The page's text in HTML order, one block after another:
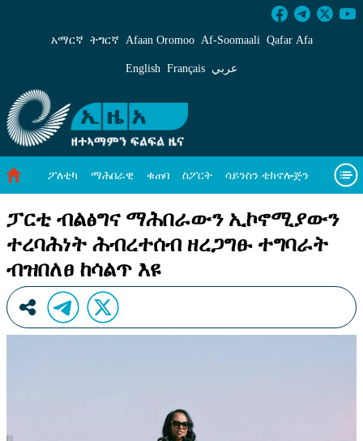
ፓርቲ ብልፅግና ማሕበራውን ኢኮኖሚያውን ተረባሕነት
አማርኛ ትግርኛ Afaan Oromoo Af‑Soomaali Qafar Afa
English Français عربي
ፖለቲካ ማሕበራዊ ቁጠባ ስፖርት ሳይንስን ቴክኖሎጅን
ዓለም ለኸዊ ዜናታት
ፓርቲ ብልፅግና ማሕበራውን ኢኮኖሚያውን
ተረባሕነት ሕብረተሰብ ዘረጋግፁ ተግባራት
ብዝበለፀ ከሳልጥ እዩ